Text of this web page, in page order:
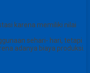
karena memiliki nilai
sehari- hari, tetapi
adanya biaya produksi.